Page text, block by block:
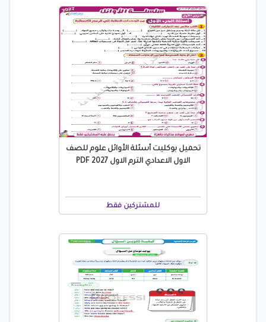
تحميل بوكليت أسئلة الأوائل علوم للصف
الاول الاعدادي الترم الاول 2027 PDF
للمشتركين فقط